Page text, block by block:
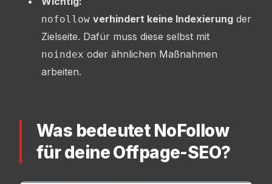
nofollow verhindert keine Indexierung der
Zielseite. Dafür muss diese selbst mit
noindex oder ähnlichen Maßnahmen
arbeiten.
Was bedeutet NoFollow
für deine Offpage-SEO?